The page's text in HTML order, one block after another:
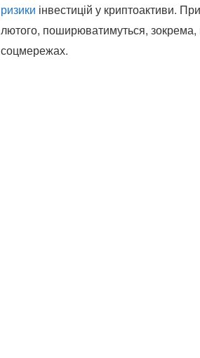
ризики інвестицій у криптоактиви.
лютого, поширюватимуться, зокрема,
соцмережах.